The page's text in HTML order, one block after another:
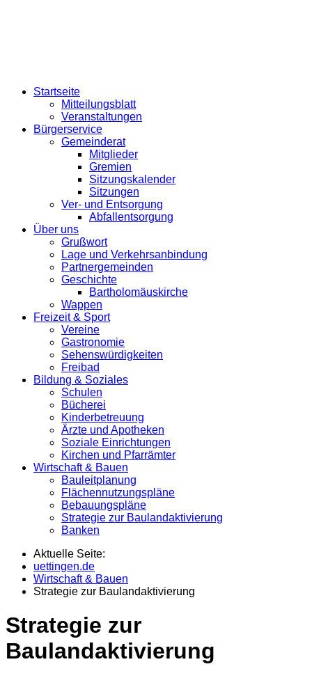
Startseite
Mitteilungsblatt
Veranstaltungen
Bürgerservice
Gemeinderat
Mitglieder
Gremien
Sitzungskalender
Sitzungen
Ver- und Entsorgung
Abfallentsorgung
Über uns
Grußwort
Lage und Verkehrsanbindung
Partnergemeinden
Geschichte
Bartholomäuskirche
Wappen
Freizeit & Sport
Vereine
Gastronomie
Sehenswürdigkeiten
Freibad
Bildung & Soziales
Schulen
Bücherei
Kinderbetreuung
Ärzte und Apotheken
Soziale Einrichtungen
Kirchen und Pfarrämter
Wirtschaft & Bauen
Bauleitplanung
Flächennutzungspläne
Bebauungspläne
Strategie zur Baulandaktivierung
Banken
Aktuelle Seite:
uettingen.de
Wirtschaft & Bauen
Strategie zur Baulandaktivierung
Strategie zur
Baulandaktivierung